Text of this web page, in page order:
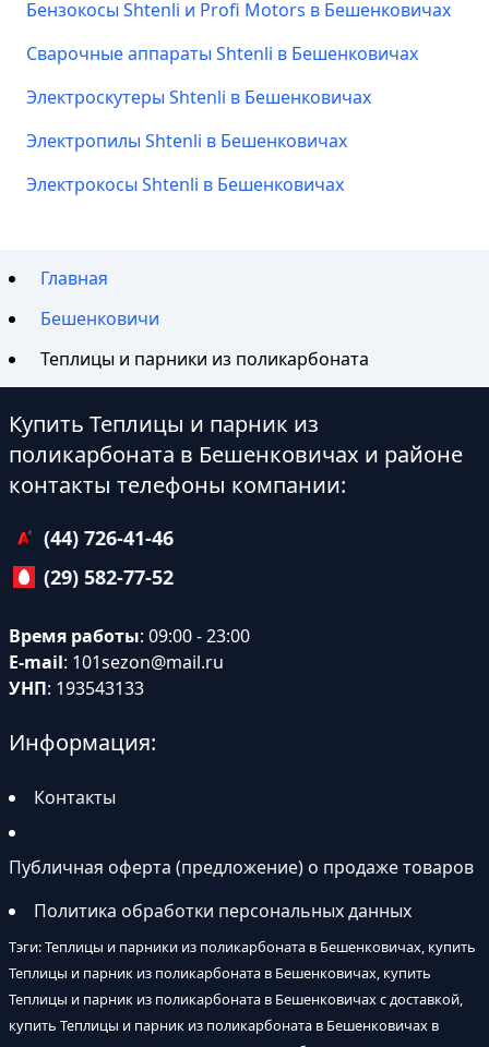
Бензокосы Shtenli и Profi Motors в Бешенковичах
Сварочные аппараты Shtenli в Бешенковичах
Электроскутеры Shtenli в Бешенковичах
Электропилы Shtenli в Бешенковичах
Электрокосы Shtenli в Бешенковичах
Главная
Бешенковичи
Теплицы и парники из поликарбоната
Купить Теплицы и парник из
поликарбоната в Бешенковичах и районе
контакты телефоны компании:
(44) 726-41-46
(29) 582-77-52
Время работы: 09:00 - 23:00
E-mail: 101sezon@mail.ru
УНП: 193543133
Информация:
Контакты
Публичная оферта (предложение) о продаже товаров
Политика обработки персональных данных
Тэги: Теплицы и парники из поликарбоната в Бешенковичах, купить
Теплицы и парник из поликарбоната в Бешенковичах, купить
Теплицы и парник из поликарбоната в Бешенковичах с доставкой,
купить Теплицы и парник из поликарбоната в Бешенковичах в